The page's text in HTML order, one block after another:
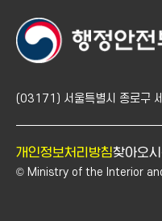
(03171) 서울특별시 종로구
개인정보처리방침찾아오
© Ministry of the Interior